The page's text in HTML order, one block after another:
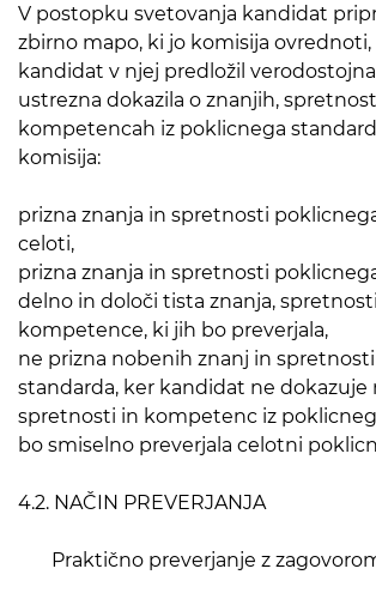
V postopku svetovanja kandidat
zbirno mapo, ki jo komisija ovrednoti,
kandidat v njej predložil
ustrezna dokazila o znanjih,
kompetencah iz poklicnega
komisija:
prizna znanja in spretnosti
celoti,
prizna znanja in spretnosti
delno in določi tista znanja,
kompetence, ki jih bo preverjala,
ne prizna nobenih znanj in
standarda, ker kandidat ne dokazuje
spretnosti in kompetenc iz
bo smiselno preverjala celotni
4.2. NAČIN PREVERJANJA
Praktično preverjanje z